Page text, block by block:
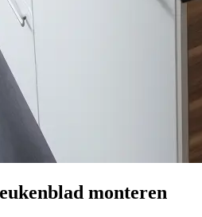
monteren